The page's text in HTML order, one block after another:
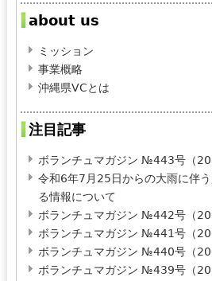
about us
ミッション
事業概略
沖縄県VCとは
注目記事
ボランチュマガジン №443号（
令和6年7月25日からの大雨に伴
る情報について
ボランチュマガジン №442号（
ボランチュマガジン №441号（
ボランチュマガジン №440号（
ボランチュマガジン №439号（